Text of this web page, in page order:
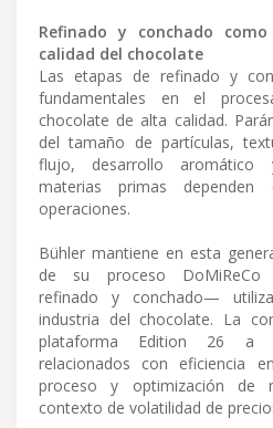
Refinado y conchado
calidad del chocolate
Las etapas de refinado y
fundamentales en el
chocolate de alta calidad.
del tamaño de partículas,
flujo, desarrollo aromático
materias primas dependen
operaciones.
Bühler mantiene en esta
de su proceso DoMiReCo
refinado y conchado—
industria del chocolate. La
plataforma Edition 26 a
relacionados con eficiencia
proceso y optimización de
contexto de volatilidad de